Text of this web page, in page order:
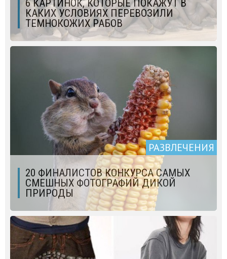
6 КАРТИНОК, КОТОРЫЕ ПОКАЖУТ В
КАКИХ УСЛОВИЯХ ПЕРЕВОЗИЛИ
ТЕМНОКОЖИХ РАБОВ
РАЗВЛЕЧЕНИЯ
20 ФИНАЛИСТОВ КОНКУРСА САМЫХ
СМЕШНЫХ ФОТОГРАФИЙ ДИКОЙ
ПРИРОДЫ